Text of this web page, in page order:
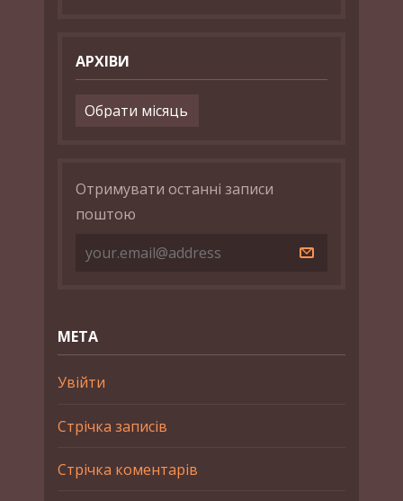
АРХІВИ
Архіви
Отримувати останні записи
поштою
МЕТА
Увійти
Стрічка записів
Стрічка коментарів